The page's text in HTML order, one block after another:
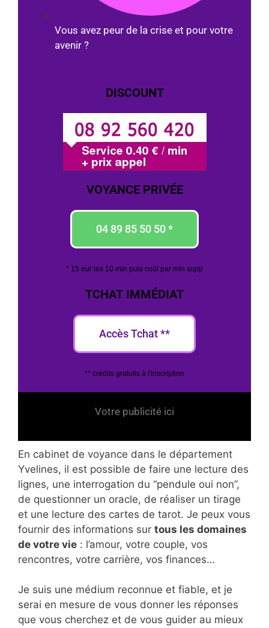
Vous avez peur de la crise et pour votre
avenir ?
DISCOUNT
VOYANCE PRIVÉE
04 89 85 50 50 *
* 15 eur les 10 min puis coût par min supp
TCHAT IMMÉDIAT
Accès Tchat **
** crédits gratuits à l'inscription
Votre publicité ici
En cabinet de voyance dans le département
Yvelines, il est possible de faire une lecture des
lignes, une interrogation du “pendule oui non”,
de questionner un oracle, de réaliser un tirage
et une lecture des cartes de tarot. Je peux vous
fournir des informations sur tous les domaines
de votre vie : l’amour, votre couple, vos
rencontres, votre carrière, vos finances…
Je suis une médium reconnue et fiable, et je
serai en mesure de vous donner les réponses
que vous cherchez et de vous guider au mieux